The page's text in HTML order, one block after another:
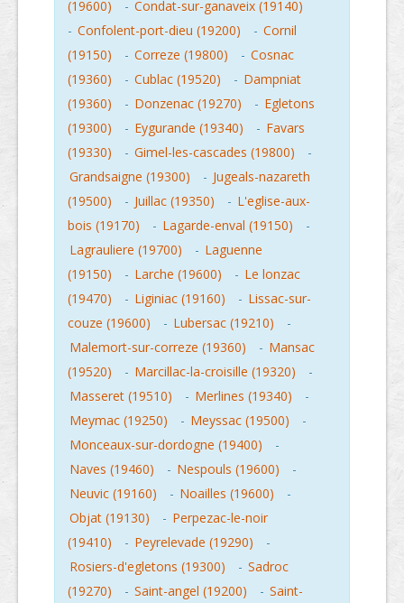
(19600)
- Condat-sur-ganaveix (19140)
- Confolent-port-dieu (19200) - Cornil
(19150)
- Correze (19800) - Cosnac
(19360)
- Cublac (19520) - Dampniat
(19360)
- Donzenac (19270) - Egletons
(19300)
- Eygurande (19340) - Favars
(19330)
- Gimel-les-cascades (19800)
-
Grandsaigne (19300)
- Jugeals-nazareth
(19500)
- Juillac (19350) - L'eglise-aux-
bois (19170)
- Lagarde-enval (19150)
-
Lagrauliere (19700)
- Laguenne
(19150)
- Larche (19600) - Le lonzac
(19470)
- Liginiac (19160) - Lissac-sur-
couze (19600)
- Lubersac (19210)
-
Malemort-sur-correze (19360)
- Mansac
(19520)
- Marcillac-la-croisille (19320)
-
Masseret (19510)
- Merlines (19340)
-
Meymac (19250)
- Meyssac (19500)
-
Monceaux-sur-dordogne (19400)
-
Naves (19460)
- Nespouls (19600)
-
Neuvic (19160)
- Noailles (19600)
-
Objat (19130)
- Perpezac-le-noir
(19410)
- Peyrelevade (19290)
-
Rosiers-d'egletons (19300)
- Sadroc
(19270)
- Saint-angel (19200) - Saint-